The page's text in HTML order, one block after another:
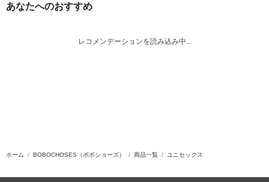
あなたへのおすすめ
レコメンデーションを読み込み中...
ホーム BOBOCHOSES（ボボショーズ） 商品一覧 ユニセックス